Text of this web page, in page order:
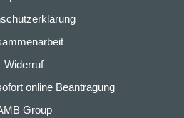
Widerruf
online Beantragung
Group